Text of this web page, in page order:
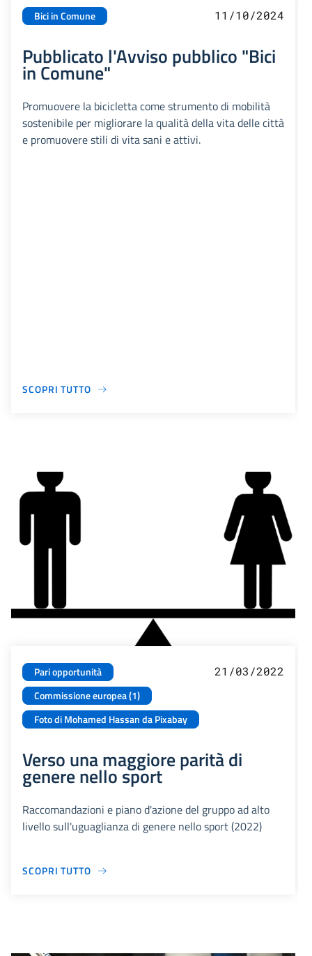
Bici in Comune 11/10/2024
Pubblicato l'Avviso pubblico "Bici
in Comune"
Promuovere la bicicletta come strumento di mobilità
sostenibile per migliorare la qualità della vita delle città
e promuovere stili di vita sani e attivi.
SCOPRI TUTTO
Pari opportunità
Commissione europea (1)
Foto di Mohamed Hassan da Pixabay
21/03/2022
Verso una maggiore parità di
genere nello sport
Raccomandazioni e piano d'azione del gruppo ad alto
livello sull'uguaglianza di genere nello sport (2022)
SCOPRI TUTTO